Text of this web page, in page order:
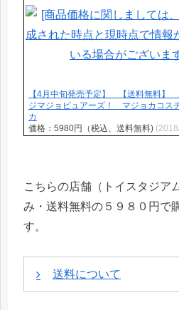
【4月中旬発売予定】 【送料無料
ジマジョピュアーズ！ マジョカコス
カ
価格：5980円（税込、送料無料)
こちらの店舗（トイスタジア
み・送料無料の５９８０円で
す。
送料について